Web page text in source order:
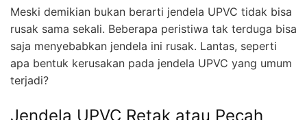
Meski demikian bukan berarti jendela UPVC tidak bisa
rusak sama sekali. Beberapa peristiwa tak terduga bisa
saja menyebabkan jendela ini rusak. Lantas, seperti
apa bentuk kerusakan pada jendela UPVC yang umum
terjadi?
Jendela UPVC Retak atau Pecah